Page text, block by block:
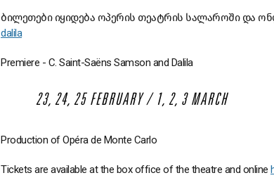
ბილეთები იყიდება ოპერის თეატრის სალაროში და
dalila
Premiere - C. Saint-Saëns Samson and Dalila
23, 24, 25 FEBRUARY / 1, 2, 3 MARCH
Production of Opéra de Monte Carlo
Tickets are available at the box office of the theatre and online